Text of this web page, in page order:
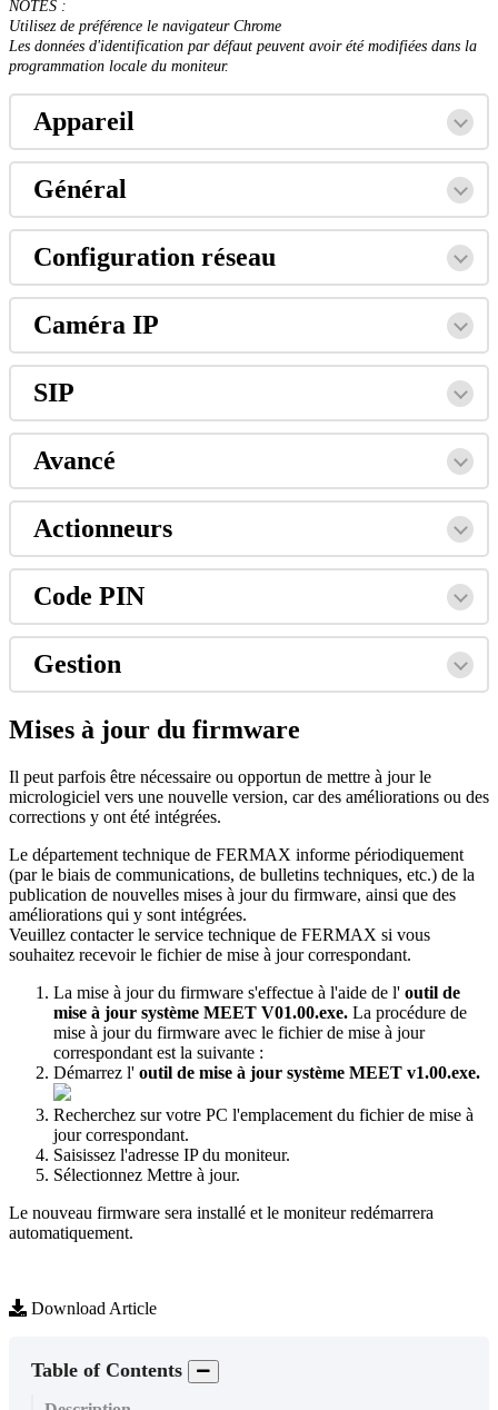
NOTES :
Utilisez de préférence le navigateur Chrome
Les données d'identification par défaut peuvent avoir été modifiées dans la
programmation locale du moniteur.
Appareil
Général
Configuration réseau
Caméra IP
SIP
Avancé
Actionneurs
Code PIN
Gestion
Mises à jour du firmware
Il peut parfois être nécessaire ou opportun de mettre à jour le
micrologiciel vers une nouvelle version, car des améliorations ou des
corrections y ont été intégrées.
Le département technique de FERMAX informe périodiquement
(par le biais de communications, de bulletins techniques, etc.) de la
publication de nouvelles mises à jour du firmware, ainsi que des
améliorations qui y sont intégrées.
Veuillez contacter le service technique de FERMAX si vous
souhaitez recevoir le fichier de mise à jour correspondant.
La mise à jour du firmware s'effectue à l'aide de l' outil de
mise à jour système MEET V01.00.exe. La procédure de
mise à jour du firmware avec le fichier de mise à jour
correspondant est la suivante :
Démarrez l' outil de mise à jour système MEET v1.00.exe.
Recherchez sur votre PC l'emplacement du fichier de mise à
jour correspondant.
Saisissez l'adresse IP du moniteur.
Sélectionnez Mettre à jour.
Le nouveau firmware sera installé et le moniteur redémarrera
automatiquement.
Download Article
Table of Contents